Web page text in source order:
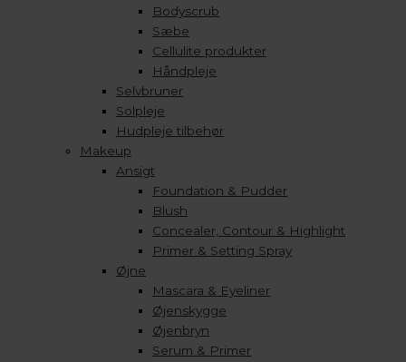
Bodyscrub
Sæbe
Cellulite produkter
Håndpleje
Selvbruner
Solpleje
Hudpleje tilbehør
Makeup
Ansigt
Foundation & Pudder
Blush
Concealer, Contour & Highlight
Primer & Setting Spray
Øjne
Mascara & Eyeliner
Øjenskygge
Øjenbryn
Serum & Primer